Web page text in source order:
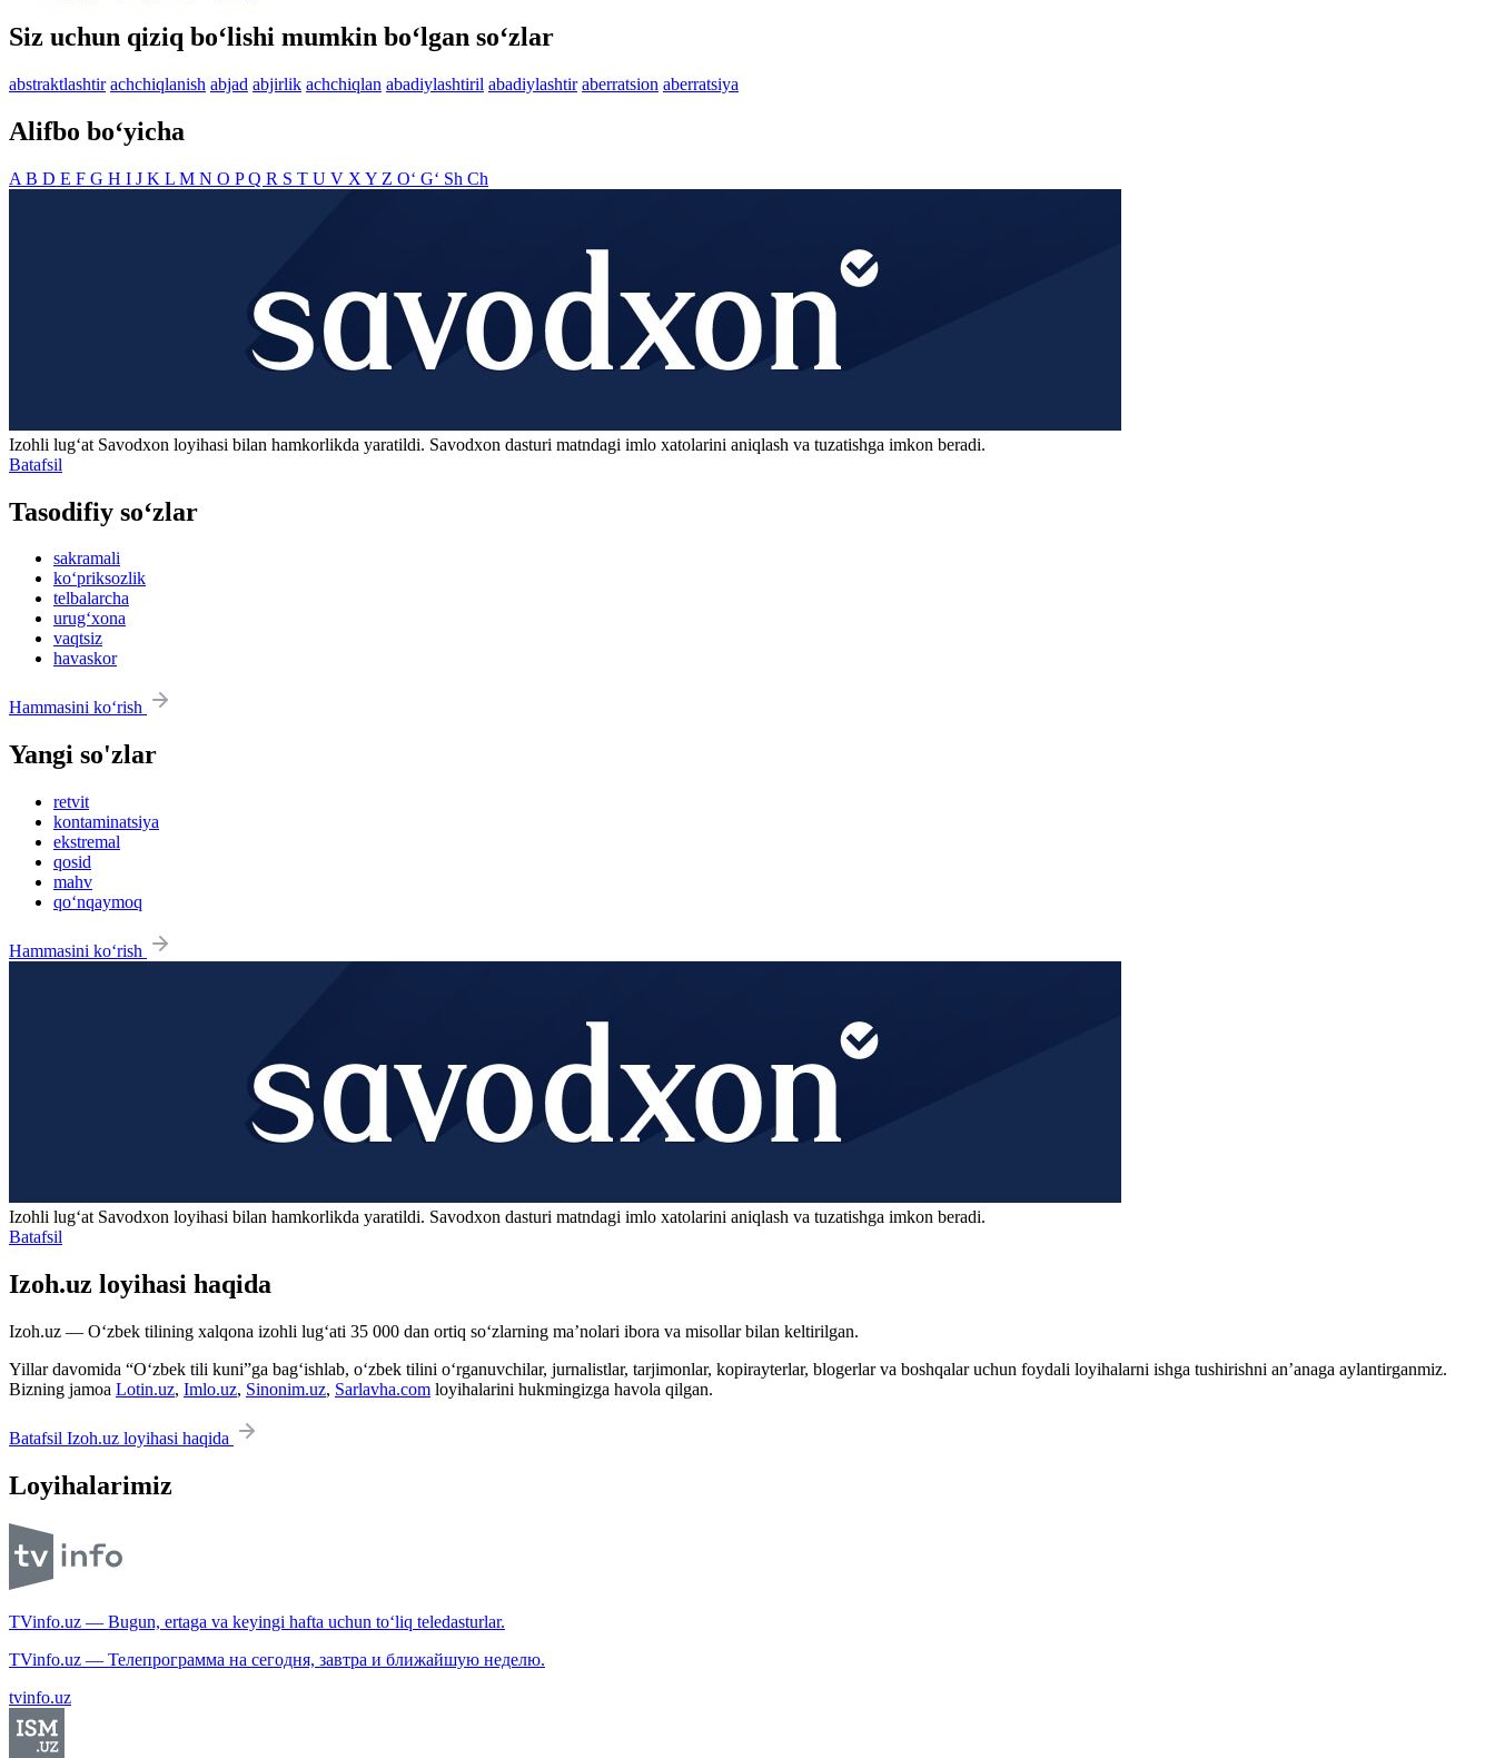
Siz uchun qiziq bo‘lishi mumkin bo‘lgan so‘zlar
abstraktlashtir achchiqlanish abjad abjirlik achchiqlan abadiylashtiril abadiylashtir aberratsion aberratsiya
Alifbo bo‘yicha
A B D E F G H I J K L M N O PQ R S T U V X Y Z O‘ G‘ Sh Ch
Izohli lugʻat Savodxon loyihasi bilan hamkorlikda yaratildi. Savodxon dasturi matndagi imlo xatolarini aniqlash va tuzatishga imkon beradi.
Batafsil
Tasodifiy so‘zlar
sakramali
ko‘priksozlik
telbalarcha
urug‘xona
vaqtsiz
havaskor
Hammasini ko‘rish
Yangi so'zlar
retvit
kontaminatsiya
ekstremal
qosid
mahv
qo‘nqaymoq
Hammasini ko‘rish
Izohli lugʻat Savodxon loyihasi bilan hamkorlikda yaratildi. Savodxon dasturi matndagi imlo xatolarini aniqlash va tuzatishga imkon beradi.
Batafsil
Izoh.uz loyihasi haqida
Izoh.uz — O‘zbek tilining xalqona izohli lug‘ati 35 000 dan ortiq so‘zlarning ma’nolari ibora va misollar bilan keltirilgan.
Yillar davomida “O‘zbek tili kuni”ga bag‘ishlab, o‘zbek tilini o‘rganuvchilar, jurnalistlar, tarjimonlar, kopirayterlar, blogerlar va boshqalar uchun foydali loyihalarni ishga tushirishni an’anaga aylantirganmiz.
Bizning jamoa Lotin.uz, Imlo.uz, Sinonim.uz, Sarlavha.com loyihalarini hukmingizga havola qilgan.
Batafsil Izoh.uz loyihasi haqida
Loyihalarimiz
TVinfo.uz — Bugun, ertaga va keyingi hafta uchun to‘liq teledasturlar.
TVinfo.uz — Телепрограмма на сегодня, завтра и ближайшую неделю.
tvinfo.uz